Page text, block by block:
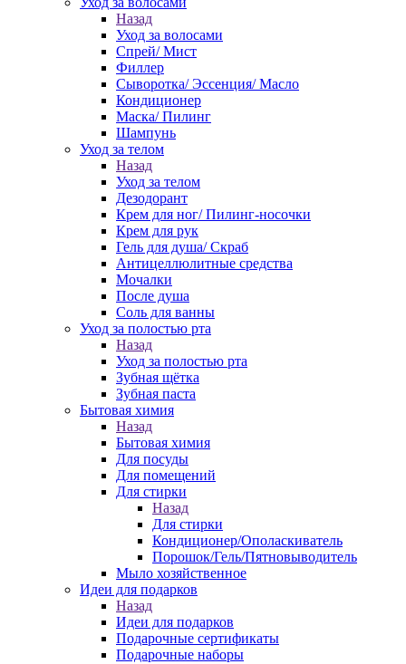
Назад
Уход за волосами
Спрей/ Мист
Филлер
Сыворотка/ Эссенция/ Масло
Кондиционер
Маска/ Пилинг
Шампунь
Уход за телом
Назад
Уход за телом
Дезодорант
Крем для ног/ Пилинг-носочки
Крем для рук
Гель для душа/ Скраб
Антицеллюлитные средства
Мочалки
После душа
Соль для ванны
Уход за полостью рта
Назад
Уход за полостью рта
Зубная щётка
Зубная паста
Бытовая химия
Назад
Бытовая химия
Для посуды
Для помещений
Для стирки
Назад
Для стирки
Кондиционер/Ополаскиватель
Порошок/Гель/Пятновыводитель
Мыло хозяйственное
Идеи для подарков
Назад
Идеи для подарков
Подарочные сертификаты
Подарочные наборы